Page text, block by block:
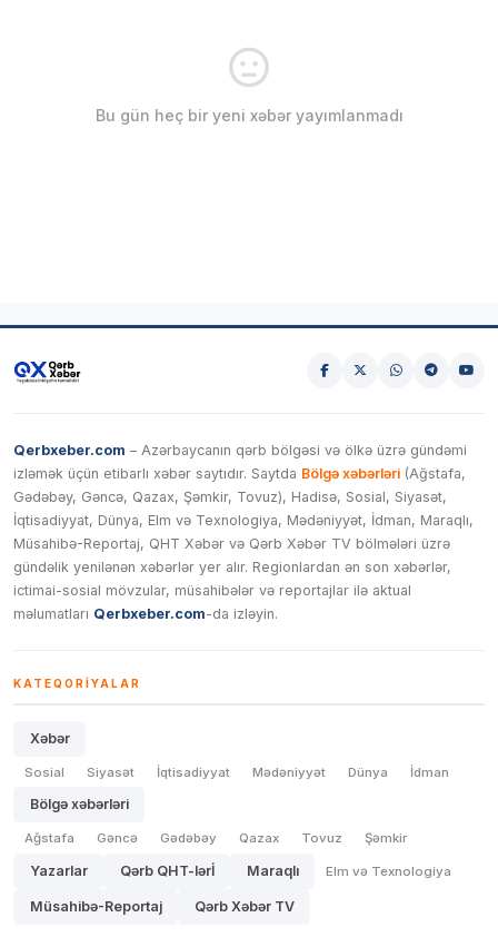
Bu gün heç bir yeni xəbər yayımlanmadı
Qerbxeber.com – Azərbaycanın qərb bölgəsi və ölkə üzrə gündəmi
izləmək üçün etibarlı xəbər saytıdır. Saytda Bölgə xəbərləri (Ağstafa,
Gədəbəy, Gəncə, Qazax, Şəmkir, Tovuz), Hadisə, Sosial, Siyasət,
İqtisadiyyat, Dünya, Elm və Texnologiya, Mədəniyyət, İdman, Maraqlı,
Müsahibə-Reportaj, QHT Xəbər və Qərb Xəbər TV bölmələri üzrə
gündəlik yenilənən xəbərlər yer alır. Regionlardan ən son xəbərlər,
ictimai-sosial mövzular, müsahibələr və reportajlar ilə aktual
məlumatları Qerbxeber.com-da izləyin.
KATEQORIYALAR
Xəbər
Sosial Siyasət İqtisadiyyat Mədəniyyət Dünya İdman
Bölgə xəbərləri
Ağstafa Gəncə Gədəbəy Qazax Tovuz Şəmkir
Yazarlar Qərb QHT-lərİ Maraqlı Elm və Texnologiya
Müsahibə-Reportaj Qərb Xəbər TV